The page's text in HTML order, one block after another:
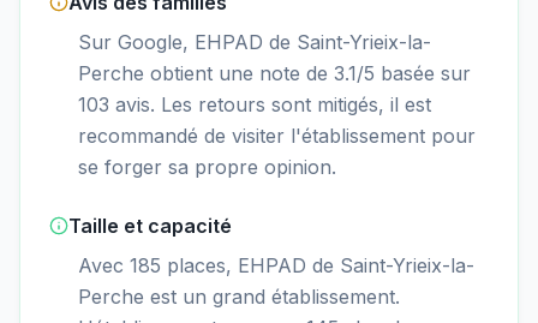
Sur Google, EHPAD de Saint-Yrieix-la-
Perche obtient une note de 3.1/5 basée sur
103 avis. Les retours sont mitigés, il est
recommandé de visiter l'établissement pour
se forger sa propre opinion.
Taille et capacité
Avec 185 places, EHPAD de Saint-Yrieix-la-
Perche est un grand établissement.